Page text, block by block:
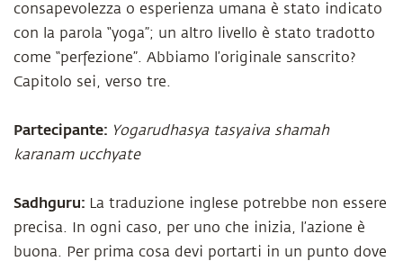
consapevolezza o esperienza umana è stato indicato
con la parola “yoga”; un altro livello è stato tradotto
come “perfezione”. Abbiamo l’originale sanscrito?
Capitolo sei, verso tre.
Partecipante: Yogarudhasya tasyaiva shamah
karanam ucchyate
Sadhguru: La traduzione inglese potrebbe non essere
precisa. In ogni caso, per uno che inizia, l’azione è
buona. Per prima cosa devi portarti in un punto dove